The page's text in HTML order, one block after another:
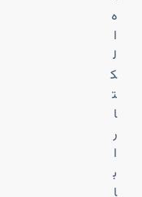
ه
ا
ل
ک
ت
ا
ر
ا
ب
ا